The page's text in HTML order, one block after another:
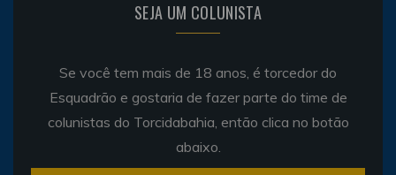
SEJA UM COLUNISTA
Se você tem mais de 18 anos, é torcedor do
Esquadrão e gostaria de fazer parte do time de
colunistas do Torcidabahia, então clica no botão
abaixo.